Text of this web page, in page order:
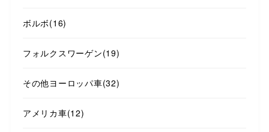
ボルボ(16)
フォルクスワーゲン(19)
その他ヨーロッパ車(32)
アメリカ車(12)